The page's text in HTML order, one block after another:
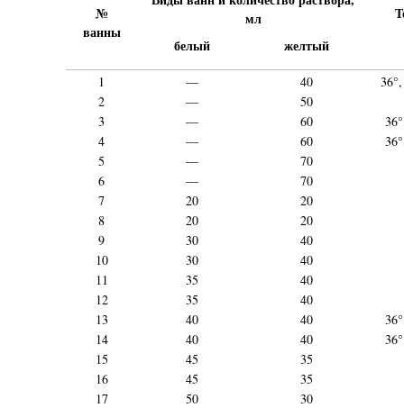
№
ванны
мл
белый
желтый
1 — 40
2
—
50
3
— 60
4
— 60
5
—
70
6
—
70
7
20
20
8
20
20
9
30
40
10
30
40
11
35
40
12
35
40
13
40 40
14
40 40
15
45
35
16
45
35
17
50
30